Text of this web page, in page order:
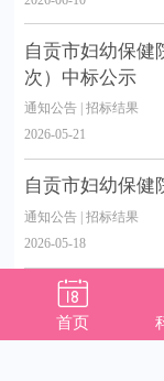
自贡市妇幼保健
次）中标公示
通知公告 | 招标结果
2026-05-21
自贡市妇幼保健
通知公告 | 招标结果
2026-05-18
自贡市妇幼保健
通知公告 | 招标结果

首页